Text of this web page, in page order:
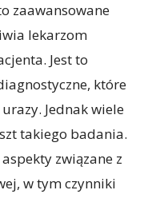
zaawansowane
lekarzom
Jest to
które
Jednak wiele
takiego badania.
związane z
w tym czynniki